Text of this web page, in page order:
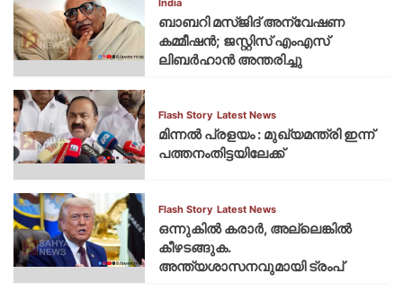
ബാബറി മസ്ജിദ് അന്വേഷണ
കമ്മീഷന്‍; ജസ്റ്റിസ് എംഎസ്
ലിബര്‍ഹാന്‍ അന്തരിച്ചു
Flash Story Latest News
മിന്നല്‍ പ്രളയം : മുഖ്യമന്ത്രി ഇന്ന്
പത്തനംതിട്ടയിലേക്ക്
Flash Story Latest News
ഒന്നുകില്‍ കരാര്‍, അല്ലെങ്കില്‍
കീഴടങ്ങുക.
അന്ത്യശാസനവുമായി ട്രംപ്